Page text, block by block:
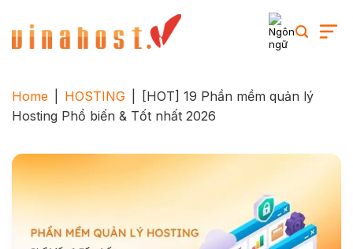
content
Home HOSTING
[HOT] 19 Phần mềm quản lý
Hosting Phổ biến & Tốt nhất 2026